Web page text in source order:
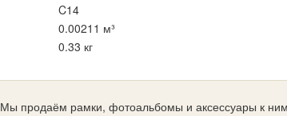
C14
0.00211 м³
0.33 кг
Мы продаём рамки, фотоальбомы и аксессуары к